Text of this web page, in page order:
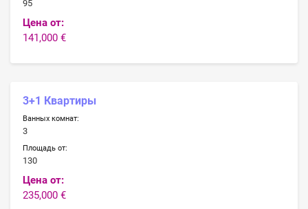
95
Цена от:
141,000 €
3+1 Квартиры
Ванных комнат:
3
Площадь от:
130
Цена от:
235,000 €